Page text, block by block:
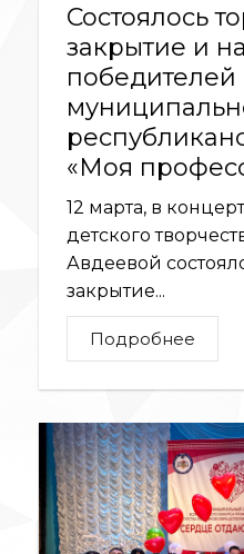
Состоялось
закрытие и
победителей
«Моя
12 марта, в
детского
Авдеевой
закрытие...
Подробнее